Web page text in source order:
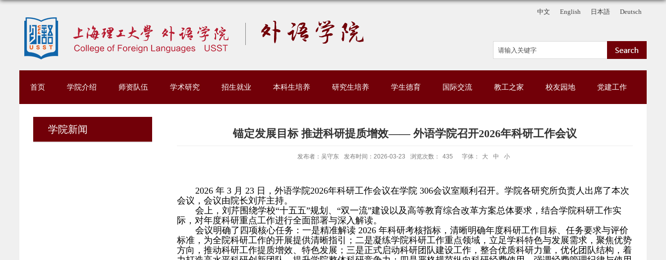
中文 English 日本語 Deutsch
首页 学院介绍 师资队伍 学术研究 招生就业 本科生培养 研究生培养 学生德育 国际交流 教工之家 校友园地 党建工作
学院新闻 锚定发展目标 推进科研提质增效—— 外语学院召开2026年科研工作会议
发布者：吴守东 发布时间：2026-03-23 浏览次数： 435 字体： 大 中 小
2026年3 月23 日，外语学院2026年科研工作会议在学院306会议室顺利召开。学院各研究所负责人出席了本次
会议，会议由院长刘芹主持。
会上，刘芹围绕学校“十五五”规划、“双一流”建设以及高等教育综合改革方案总体要求，结合学院科研工作实
际，对年度科研重点工作进行全面部署与深入解读。
会议明确了四项核心任务：一是精准解读2026年科研考核指标 ，清晰明确年度科研工作目标、任务要求与评价
标准，为全院科研工作的开展提供清晰指引；二是凝练学院科研工作重点领域 ，立足学科特色与发展需求，聚焦优势
方向，推动科研工作提质增效、特色发展；三是正式启动科研团队建设工作 ，整合优质科研力量，优化团队结构，着